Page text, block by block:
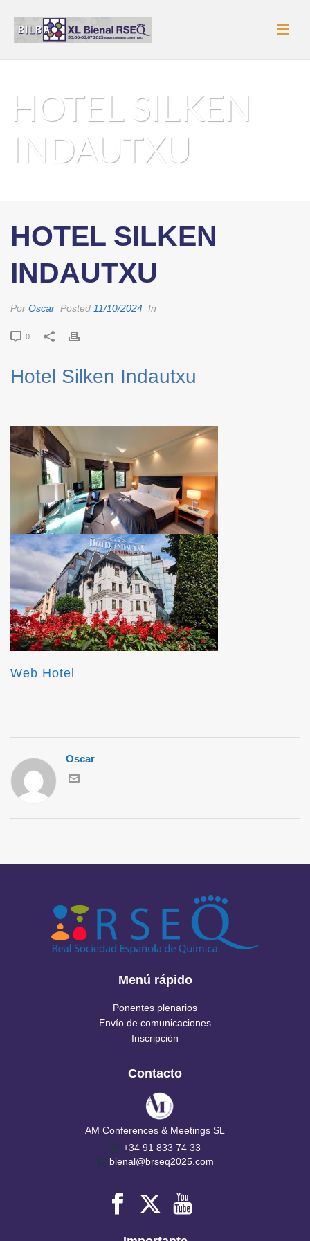
HOTEL SILKEN
INDAUTXU
HOTEL SILKEN
INDAUTXU
Por Oscar Posted 11/10/2024 In
0
Hotel Silken Indautxu
Web Hotel
Oscar
Menú rápido
Ponentes plenarios
Envío de comunicaciones
Inscripción
Contacto
AM Conferences & Meetings SL
+34 91 833 74 33
bienal@brseq2025.com